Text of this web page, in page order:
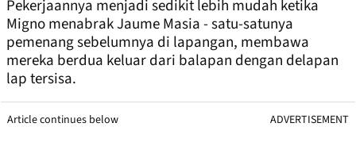
Pekerjaannya menjadi sedikit lebih mudah ketika
Migno menabrak Jaume Masia - satu-satunya
pemenang sebelumnya di lapangan, membawa
mereka berdua keluar dari balapan dengan delapan
lap tersisa.
Article continues below ADVERTISEMENT